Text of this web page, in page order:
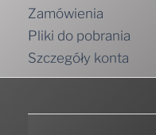
Zamówienia
Pliki do pobrania
Szczegóły konta